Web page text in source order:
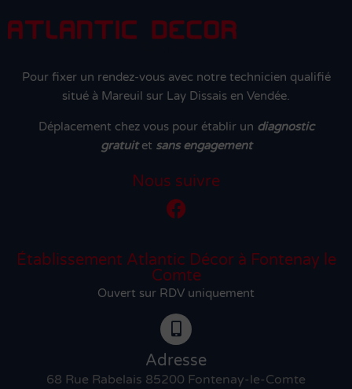
Pour fixer un rendez-vous avec notre technicien qualifié
situé à Mareuil sur Lay Dissais en Vendée.
Déplacement chez vous pour établir un diagnostic
gratuitet sans engagement
Nous suivre
Établissement Atlantic Décor à Fontenay le
Comte
Ouvert sur RDV uniquement
Adresse
68 Rue Rabelais 85200 Fontenay-le-Comte